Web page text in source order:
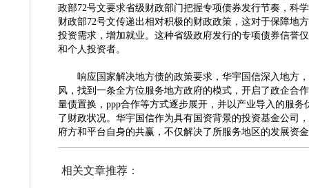
政部72号文要求省级财政部门把握专项债券发行节奏，科
财政部72号文传递出相对积极的财政政策，这对于保障地
投资需求，增加就业。这种省级政府发行的专项债券信誉
和个人投资者。
响应国家解决地方债的政策要求，华宇国信深入地方
风，找到一条全方位服务地方政府的模式，开启了政企合
量债置换， ppp合作等方式逐步展开，并以产业导入的服
了财政状况。华宇国信作为具有国资背景的投资基金公司
府方和平台自身的共赢，不仅解决了所服务地区的发展资
相关文章推荐：